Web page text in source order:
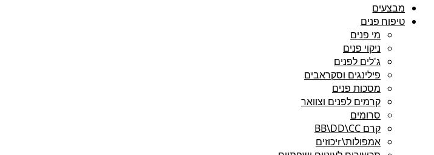
מבצעים
טיפוח פנים
מי פנים
ניקוי פנים
ג'לים לפנים
פילינגים וסקראבים
מסכות פנים
קרמים לפנים וצוואר
סרומים
קרם BB\DD\CC
אמפולות\rיכוזים